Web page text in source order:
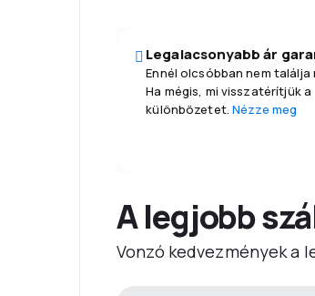
Legalacsonyabb ár
Ennél olcsóbban nem találja
Ha mégis, mi visszatérítjük a
különbözetet.Nézze meg
A legjobb
Vonzó kedvezmények a